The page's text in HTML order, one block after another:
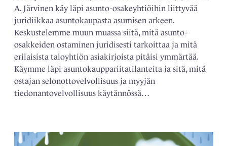
A. Järvinen käy läpi asunto-osakeyhtiöihin liittyvää
juridiikkaa asuntokaupasta asumisen arkeen.
Keskustelemme muun muassa siitä, mitä asunto-
osakkeiden ostaminen juridisesti tarkoittaa ja mitä
erilaisista taloyhtiön asiakirjoista pitäisi ymmärtää.
Käymme läpi asuntokauppariitatilanteita ja sitä, mitä
ostajan selonottovelvollisuus ja myyjän
tiedonantovelvollisuus käytännössä…